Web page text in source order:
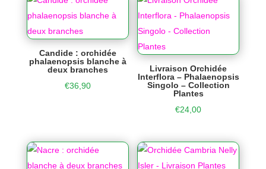
Candide : orchidée
phalaenopsis blanche à
deux branches
€36,90
Livraison Orchidée
Interflora – Phalaenopsis
Singolo – Collection
Plantes
€24,00